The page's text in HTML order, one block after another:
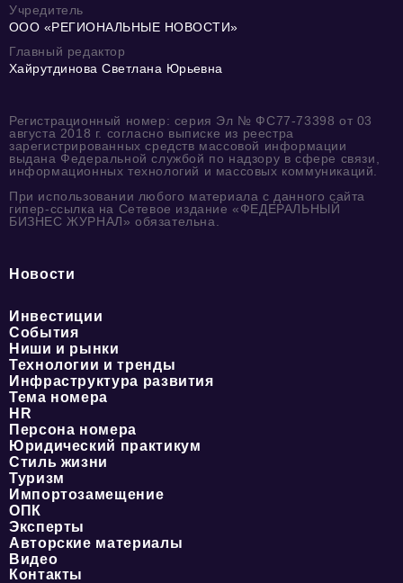
Учредитель
ООО «РЕГИОНАЛЬНЫЕ НОВОСТИ»
Главный редактор
Хайрутдинова Светлана Юрьевна
Регистрационный номер: серия Эл № ФС77-73398 от 03
августа 2018 г. согласно выписке из реестра
зарегистрированных средств массовой информации
выдана Федеральной службой по надзору в сфере связи,
информационных технологий и массовых коммуникаций.
При использовании любого материала с данного сайта
гипер-ссылка на Сетевое издание «ФЕДЕРАЛЬНЫЙ
БИЗНЕС ЖУРНАЛ» обязательна.
Новости
Инвестиции
События
Ниши и рынки
Технологии и тренды
Инфраструктура развития
Тема номера
HR
Персона номера
Юридический практикум
Стиль жизни
Туризм
Импортозамещение
ОПК
Эксперты
Авторские материалы
Видео
Контакты